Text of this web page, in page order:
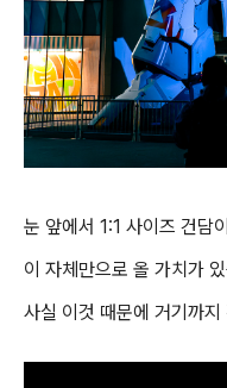
눈 앞에서 1:1 사이즈 건담
이 자체만으로 올 가치가
사실 이것 때문에 거기까